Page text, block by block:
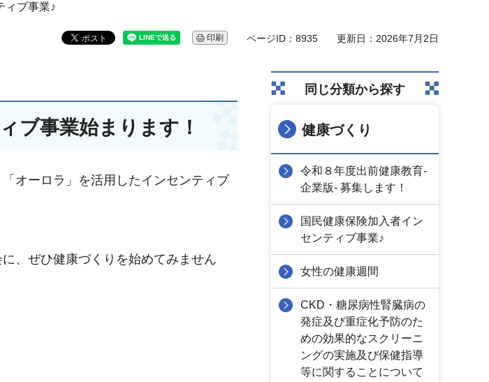
ィブ事業♪
印刷 ページID：8935 更新日：2026年7月2日
ブ事業始まります！
オーロラ」を活用したインセンティブ
、ぜひ健康づくりを始めてみません
同じ分類から探す
健康づくり
令和８年度出前健康教育-
企業版- 募集します！
国民健康保険加入者イン
センティブ事業♪
女性の健康週間
CKD・糖尿病性腎臓病の
発症及び重症化予防のた
めの効果的なスクリーニ
ングの実施及び保健指導
等に関することについて